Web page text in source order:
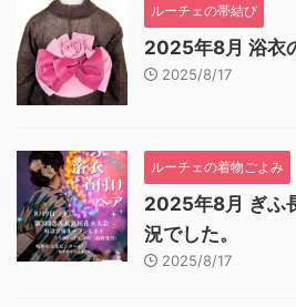
ルーチェの帯結び
2025年8月 浴衣
2025/8/17
ルーチェの着物ごよみ
2025年8月 ぎふ
況でした。
2025/8/17